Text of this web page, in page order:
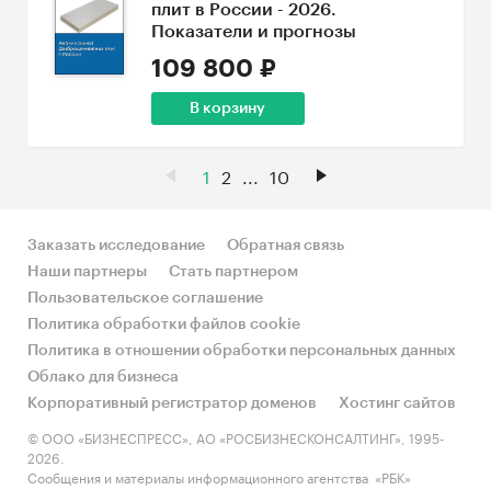
плит в России - 2026.
Показатели и прогнозы
109 800 ₽
В корзину
1 2 ... 10
Заказать исследование
Обратная связь
Наши партнеры
Стать партнером
Пользовательское соглашение
Политика обработки файлов cookie
Политика в отношении обработки персональных данных
Облако для бизнеса
Корпоративный регистратор доменов
Хостинг сайтов
© ООО «БИЗНЕСПРЕСС», АО «РОСБИЗНЕСКОНСАЛТИНГ», 1995-
2026.
Сообщения и материалы информационного агентства «РБК»